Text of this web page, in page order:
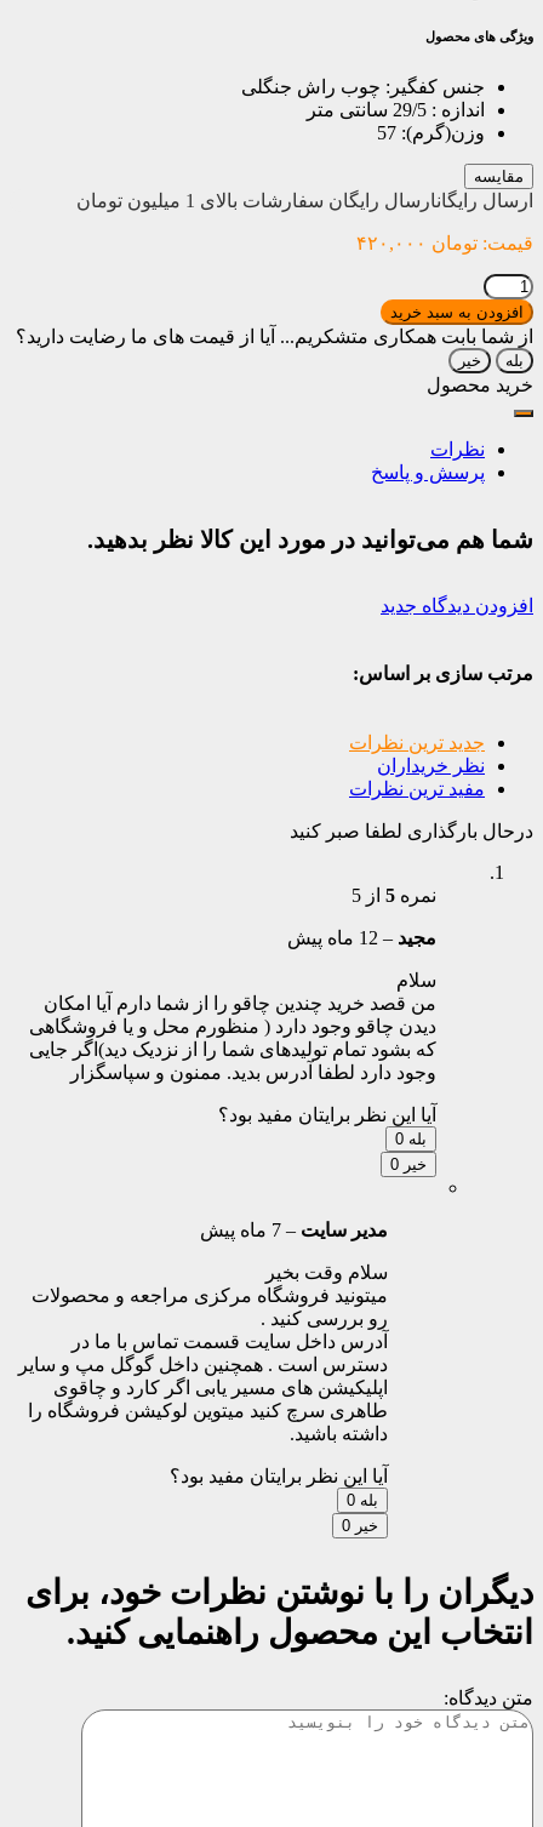
ویژگی های محصول
جنس کفگیر: چوب راش جنگلی
اندازه :
وزن(گرم):
مقایسه
ارسال رایگانارسال رایگان سفارشات بالای 1 میلیون تومان
قیمت: تومان
کفگیر
چوبی
عدد
افزودن به سبد خرید
از شما بابت همکاری متشکریم... آیا از قیمت های ما رضایت دارید؟
بله خیر
خرید محصول
نظرات
پرسش و پاسخ
شما هم می‌توانید در مورد این کالا نظر بدهید.
افزودن دیدگاه جدید
مرتب سازی بر اساس:
جدید ترین نظرات
نظر خریداران
مفید ترین نظرات
درحال بارگذاری لطفا صبر کنید
نمره 5 از 5
مجید – 12 ماه پیش
سلام
من قصد خرید چندین چاقو را از شما دارم آیا امکان
دیدن چاقو وجود دارد ( منظورم محل و یا فروشگاهی
که بشود تمام تولیدهای شما را از نزدیک دید)اگر جایی
وجود دارد لطفا آدرس بدید. ممنون و سپاسگزار
آیا این نظر برایتان مفید بود؟
بله 0
خیر 0
مدیر سایت – 7 ماه پیش
سلام وقت بخیر
میتونید فروشگاه مرکزی مراجعه و محصولات
رو بررسی کنید .
آدرس داخل سایت قسمت تماس با ما در
دسترس است . همچنین داخل گوگل مپ و سایر
اپلیکیشن های مسیر یابی اگر کارد و چاقوی
طاهری سرچ کنید میتوین لوکیشن فروشگاه را
داشته باشید.
آیا این نظر برایتان مفید بود؟
بله 0
خیر 0
دیگران را با نوشتن نظرات خود، برای
انتخاب این محصول راهنمایی کنید.
متن دیدگاه: